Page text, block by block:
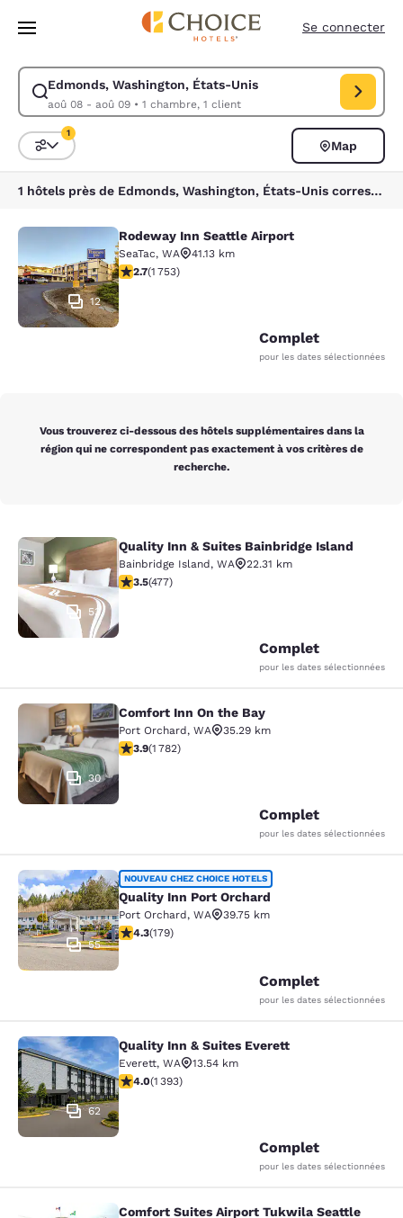
Sauter à Contenu Principal
Se connecter
Edmonds, Washington, États-Unis
aoû 08 - aoû 09• 1 chambre, 1 client
Modifier la recherche pour Edmonds, Washington, États-Unis. Date
Triez et filtrez
1
Map
1 hôtels près de Edmonds, Washington, États-Unis correspondent à vos filtres
Rodeway Inn Seattle Airport
12
Rodeway Inn Seattle Airport
SeaTac, WA
41.13 km
2.68 étoiles. Moyen. 1753 commentaires
2.7(1 753)
Complet
pour les dates sélectionnées
Vous trouverez ci-dessous des hôtels supplémentaires dans la
région qui ne correspondent pas exactement à vos critères de
recherche.
Quality Inn & Suites Bainbridge
53
Quality Inn & Suites Bainbridge Island
Bainbridge Island, WA
22.31 km
3.54 étoiles. Bien. 477 commentaires
3.5(477)
Complet
pour les dates sélectionnées
Comfort Inn On the Bay
30
Comfort Inn On the Bay
Port Orchard, WA
35.29 km
3.94 étoiles. Bien. 1782 commentaires
3.9(1 782)
Complet
pour les dates sélectionnées
Quality Inn Port Orchard
55
NOUVEAU CHEZ CHOICE HOTELS
Quality Inn Port Orchard
Port Orchard, WA
39.75 km
4.27 étoiles. Excellent. 179 commentaires
4.3(179)
Complet
pour les dates sélectionnées
Quality Inn & Suites Everett
62
Quality Inn & Suites Everett
Everett, WA
13.54 km
3.98 étoiles. Bien. 1393 commentaires
4.0(1 393)
Complet
pour les dates sélectionnées
Comfort Suites Airport Tukwila Seattle